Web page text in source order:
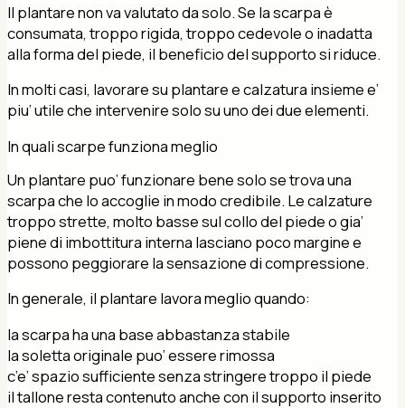
Il plantare non va valutato da solo. Se la scarpa è
consumata, troppo rigida, troppo cedevole o inadatta
alla forma del piede, il beneficio del supporto si riduce.
In molti casi, lavorare su plantare e calzatura insieme e’
piu’ utile che intervenire solo su uno dei due elementi.
In quali scarpe funziona meglio
Un plantare puo’ funzionare bene solo se trova una
scarpa che lo accoglie in modo credibile. Le calzature
troppo strette, molto basse sul collo del piede o gia’
piene di imbottitura interna lasciano poco margine e
possono peggiorare la sensazione di compressione.
In generale, il plantare lavora meglio quando:
la scarpa ha una base abbastanza stabile
la soletta originale puo’ essere rimossa
c’e’ spazio sufficiente senza stringere troppo il piede
il tallone resta contenuto anche con il supporto inserito